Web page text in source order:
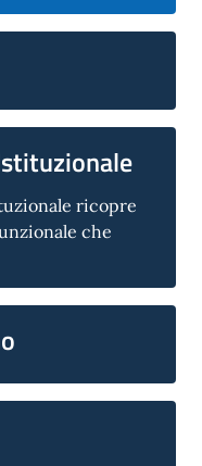
ricopre
che